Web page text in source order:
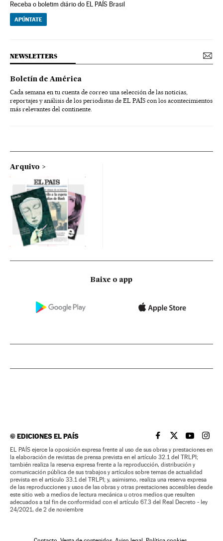
Receba o boletim diário do EL PAÍS Brasil
APÚNTATE
NEWSLETTERS
Boletín de América
Cada semana en tu cuenta de correo una selección de las noticias,
reportajes y análisis de los periodistas de EL PAÍS con los acontecimientos
más relevantes del continente.
Arquivo
Baixe o app
©EDICIONES EL PAÍS EL PAÍS BRASIL EN
EL PAÍSEL PAÍS
EL
EL PAÍS ejerce la oposición expresa frente al uso de sus obras y prestaciones en
la elaboración de revistas de prensa prevista en el artículo 32.1 del TRLPI;
también realiza la reserva expresa frente a la reproducción, distribución y
comunicación pública de sus trabajos y artículos sobre temas de actualidad
prevista en el artículo 33.1 del TRLPI; y, asimismo, realiza una reserva expresa
de las reproducciones y usos de las obras y otras prestaciones accesibles desde
este sitio web a medios de lectura mecánica u otros medios que resulten
adecuados a tal fin de conformidad con el artículo 67.3 del Real Decreto - ley
24/2021, de 2 de noviembre